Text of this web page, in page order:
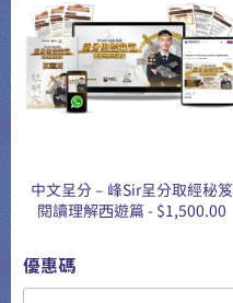
中文呈分 – 峰Sir呈分取經秘笈
閱讀理解西遊篇 - $1,500.00
優惠碼